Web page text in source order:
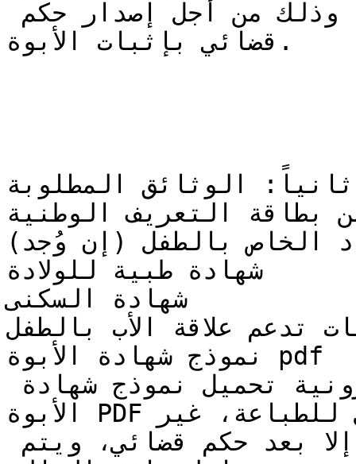
قضائي بإثبات الأبوة.
ثانياً: الوثائق المطلوبة
بطاقة التعريف الوطنية
الخاص بالطفل (إن وُجد)
شهادة طبية للولادة
شهادة السكنى
تدعم علاقة الأب بالطفل
نموذج شهادة الأبوة pdf
الأبوة PDF قابل للطباعة، غير